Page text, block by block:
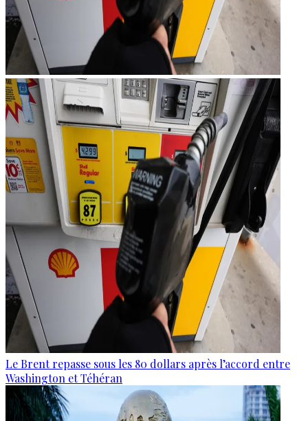
Le Brent repasse sous les 80 dollars après l’accord entre
Washington et Téhéran